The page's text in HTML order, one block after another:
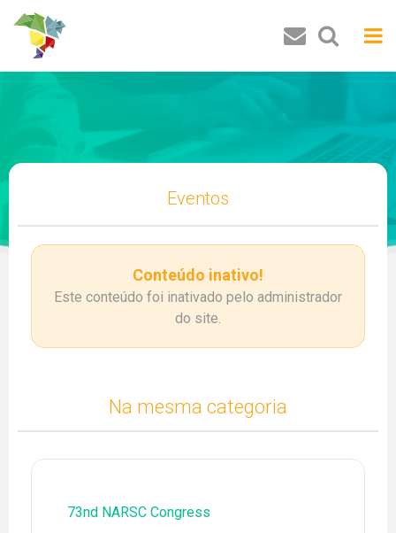
Buscar
Eventos
Conteúdo inativo!
Este conteúdo foi inativado pelo administrador
do site.
Na mesma categoria
73nd NARSC Congress